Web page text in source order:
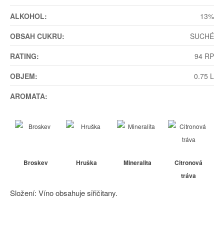
ALKOHOL:
13%
OBSAH CUKRU:
SUCHÉ
RATING:
94 RP
OBJEM:
0.75 L
AROMATA:
Broskev Hruška Mineralita
Citronová
tráva
Složení: Víno obsahuje siřičitany.